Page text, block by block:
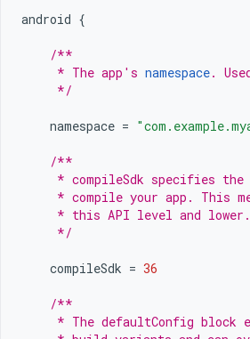
android {
/**
     * The app's
namespace.
     */
namespace =
/**
* compileSdk specifies
* compile your app. This
     * this API level and lower.
     */
compileSdk = 36
/**
* The defaultConfig block